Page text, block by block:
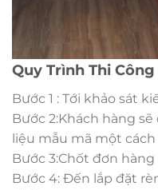
Quy Trình Thi
Bước 1 : Tới khảo sát
Bước 2:Khách hàng
liệu mẫu mã một
Bước 3:Chốt đơn hàng
Bước 4: Đến lắp đặt